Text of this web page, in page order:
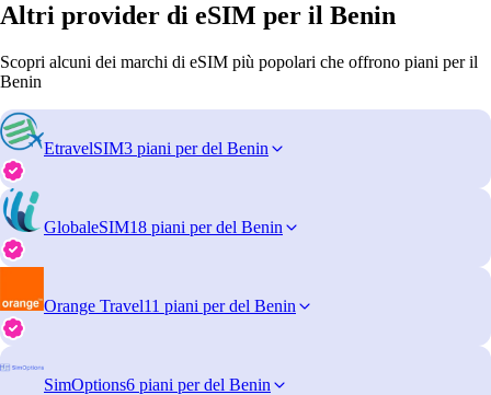
Altri provider di eSIM per il Benin
Scopri alcuni dei marchi di eSIM più popolari che offrono piani per il
Benin
EtravelSIM3 piani per del Benin
GlobaleSIM18 piani per del Benin
Orange Travel11 piani per del Benin
SimOptions6 piani per del Benin